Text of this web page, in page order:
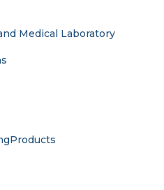
Medical Laboratory